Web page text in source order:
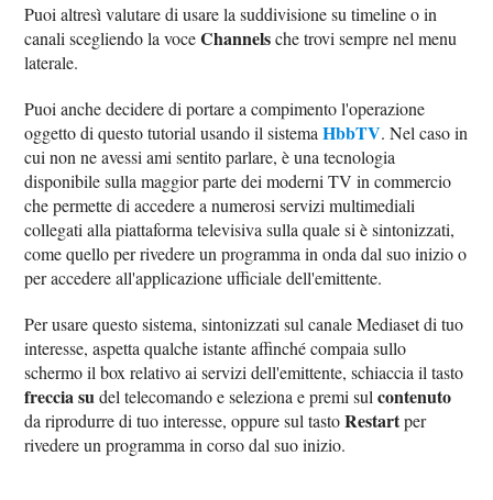
Puoi altresì valutare di usare la suddivisione su timeline o in
canali scegliendo la voceChannelsche trovi sempre nel menu
laterale.
Puoi anche decidere di portare a compimento l'operazione
oggetto di questo tutorial usando il sistemaHbbTV. Nel caso in
cui non ne avessi ami sentito parlare, è una tecnologia
disponibile sulla maggior parte dei moderni TV in commercio
che permette di accedere a numerosi servizi multimediali
collegati alla piattaforma televisiva sulla quale si è sintonizzati,
come quello per rivedere un programma in onda dal suo inizio o
per accedere all'applicazione ufficiale dell'emittente.
Per usare questo sistema, sintonizzati sul canale Mediaset di tuo
interesse, aspetta qualche istante affinché compaia sullo
schermo il box relativo ai servizi dell'emittente, schiaccia il tasto
freccia sudel telecomando e seleziona e premi sulcontenuto
da riprodurre di tuo interesse, oppure sul tastoRestartper
rivedere un programma in corso dal suo inizio.